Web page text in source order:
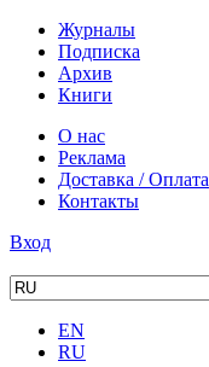
Журналы
Подписка
Архив
Книги
О нас
Реклама
Доставка / Оплата
Контакты
Вход
EN
RU